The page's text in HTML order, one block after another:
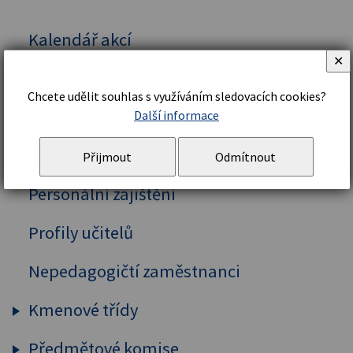
Kalendář akcí
Organizační řád a struktura
Školní řád
Personální zajištění
Profily učitelů
Nepedagogičtí zaměstnanci
Kmenové třídy
Prima
Chcete udělit souhlas s využíváním sledovacích cookies?
Další informace
Přijmout Odmítnout
✕